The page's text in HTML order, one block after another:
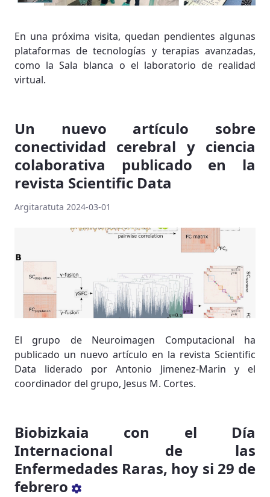
En una próxima visita, quedan pendientes algunas
plataformas de tecnologías y terapias avanzadas,
como la Sala blanca o el laboratorio de realidad
virtual.
Un nuevo artículo sobre
conectividad cerebral y ciencia
colaborativa publicado en la
revista Scientific Data
Argitaratuta 2024-03-01
El grupo de Neuroimagen Computacional ha
publicado un nuevo artículo en la revista Scientific
Data liderado por Antonio Jimenez-Marin y el
coordinador del grupo, Jesus M. Cortes.
Biobizkaia con el Día
Internacional de las
Enfermedades Raras, hoy si 29 de
febrero